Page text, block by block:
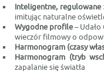
Inteligentne, regulowane
imitując naturalne
Wygodne profile–
wieczór filmowy o
Harmonogram (czasy
Harmonogram (tryb
zapalanie się światła